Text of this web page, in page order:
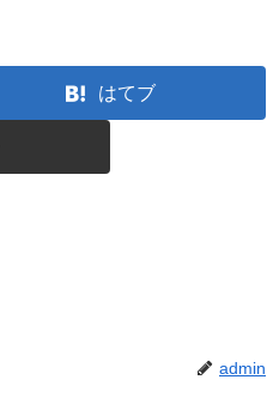
はてブ
admin